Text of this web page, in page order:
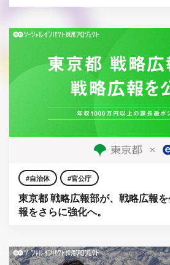
ション創出を。
自治体 官公庁
東京都 戦略広報部が、戦略広報
報をさらに強化へ。